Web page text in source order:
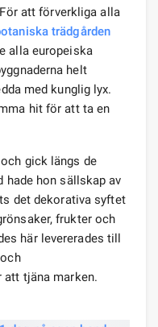
att förverkliga alla
trädgården
alla europeiska
helt
med kunglig lyx.
hit för att ta en
gick längs de
hade hon sällskap av
det dekorativa syftet
frukter och
här levererades till
att tjäna marken.